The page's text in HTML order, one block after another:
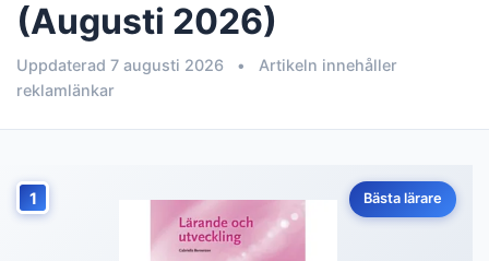
(Augusti 2026)
Uppdaterad 7 augusti 2026 •
Artikeln innehåller
reklamlänkar
1 Bästa lärare